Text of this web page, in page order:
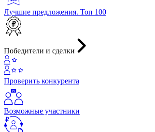
Лучшие предложения. Топ 100
Победители и сделки
Проверить конкурента
Возможные участники